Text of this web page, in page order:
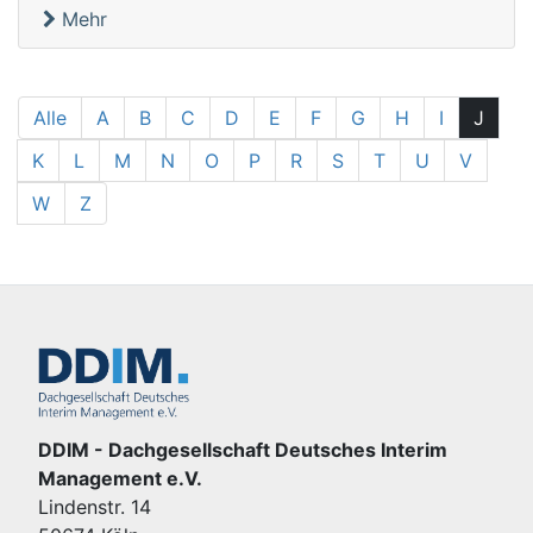
Mehr
Alle A B C D E F G H I
J
K
L M N O P R S T U
V
W
Z
DDIM - Dachgesellschaft Deutsches Interim
Management e.V.
Lindenstr. 14